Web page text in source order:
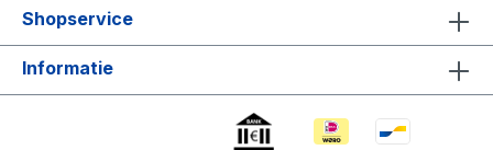
Shopservice
Informatie